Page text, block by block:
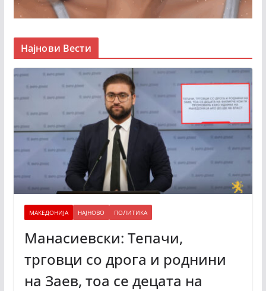
Најнови Вести
МАКЕДОНИЈА НАЈНОВО ПОЛИТИКА
Манасиевски: Тепачи,
трговци со дрога и роднини
на Заев, тоа се децата на